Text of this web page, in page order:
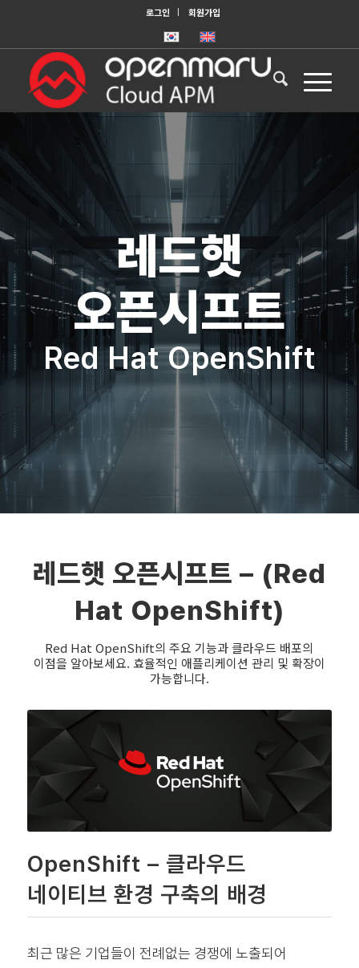
로그인 회원가입
레드햇
오픈시프트
Red Hat OpenShift
레드햇 오픈시프트 – (Red
Hat OpenShift)
Red Hat OpenShift의 주요 기능과 클라우드 배포의
이점을 알아보세요. 효율적인 애플리케이션 관리 및 확장이
가능합니다.
OpenShift – 클라우드
네이티브 환경 구축의 배경
최근 많은 기업들이 전례없는 경쟁에 노출되어